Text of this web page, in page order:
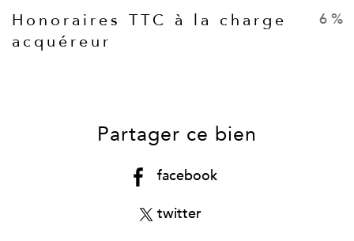
Honoraires TTC à la charge
acquéreur
6 %
Partager ce bien
facebook
twitter